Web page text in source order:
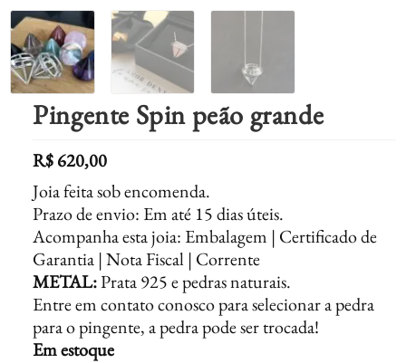
Pingente Spin peão grande
R$620,00
Joia feita sob encomenda.
Prazo de envio: Em até 15 dias úteis.
Acompanha esta joia: Embalagem | Certificado de
Garantia | Nota Fiscal | Corrente
METAL:Prata 925 e pedras naturais.
Entre em contato conosco para selecionar a pedra
para o pingente, a pedra pode ser trocada!
Em estoque